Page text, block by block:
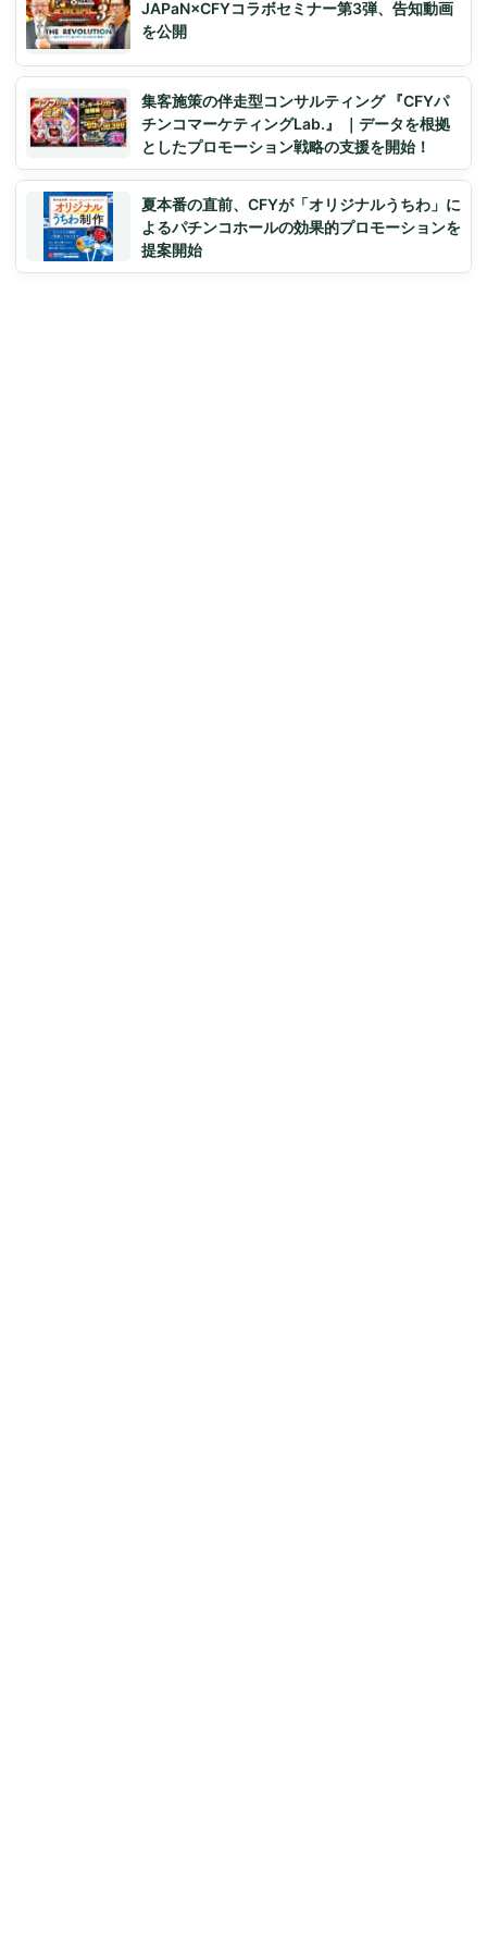
JAPaN×CFYコラボセミナー第3弾、告知動画
を公開
集客施策の伴走型コンサルティング 『CFYパ
チンコマーケティングLab.』 ｜データを根拠
としたプロモーション戦略の支援を開始！
夏本番の直前、CFYが「オリジナルうちわ」に
よるパチンコホールの効果的プロモーションを
提案開始